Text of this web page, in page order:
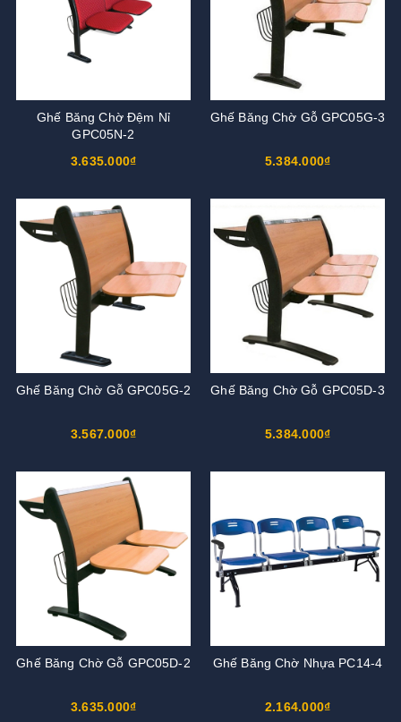
Ghế Băng Chờ Đệm Nỉ
GPC05N-2
3.635.000₫
Ghế Băng Chờ Gỗ GPC05G-3
5.384.000₫
Ghế Băng Chờ Gỗ GPC05G-2
3.567.000₫
Ghế Băng Chờ Gỗ GPC05D-3
5.384.000₫
Ghế Băng Chờ Gỗ GPC05D-2
3.635.000₫
Ghế Băng Chờ Nhựa PC14-4
2.164.000₫